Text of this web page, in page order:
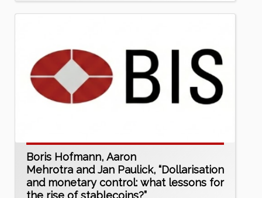
Boris Hofmann, Aaron
Mehrotra and Jan Paulick, “Dollarisation
and monetary control: what lessons for